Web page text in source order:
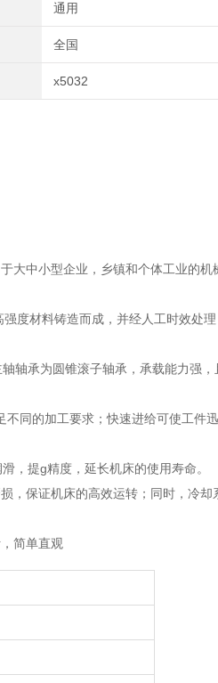
通用
全国
x5032
大中小型企业，乡镇和个体工业的机
度材料铸造而成，并经人工时效处
轴承为圆锥滚子轴承，承载能力强，
同的加工要求；快速进给可使工件
，提g精度，延长机床的使用寿命。
，保证机床的高效运转；同时，冷却
简单直观